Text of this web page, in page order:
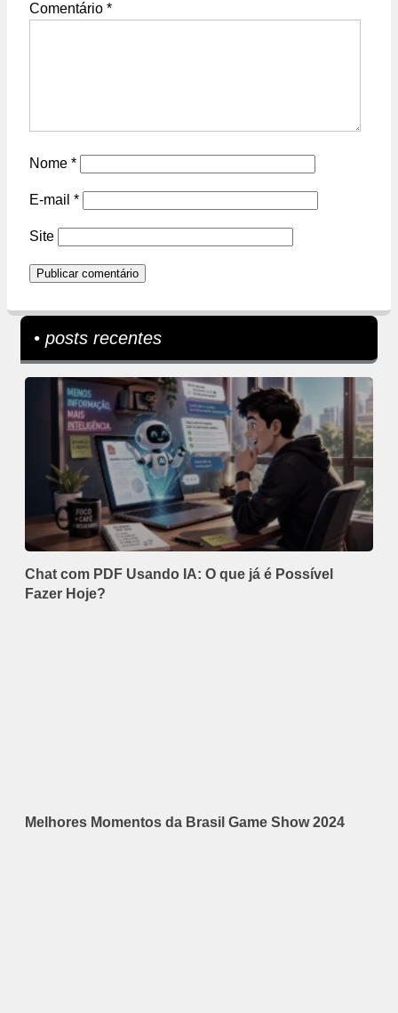
Comentário *
Nome *
E-mail *
Site
• posts recentes
Chat com PDF Usando IA: O que já é Possível
Fazer Hoje?
Melhores Momentos da Brasil Game Show 2024